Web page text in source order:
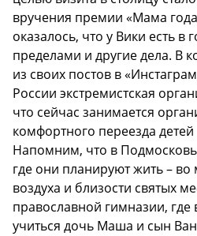
вручения премии «Мама
оказалось, что у Вики есть в
пределами и другие дела. В
из своих постов в
России экстремистская
что сейчас занимается
комфортного переезда
Напомним, что в
где они планируют жить –
воздуха и близости святых
православной гимназии, где
учиться дочь Маша и сын